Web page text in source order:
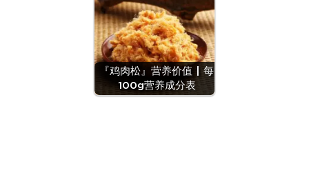
『鸡肉松』营养价值 | 每
100g营养成分表